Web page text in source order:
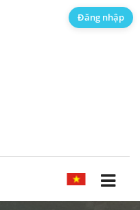
TIẾNG VIỆT
Đăng nhập